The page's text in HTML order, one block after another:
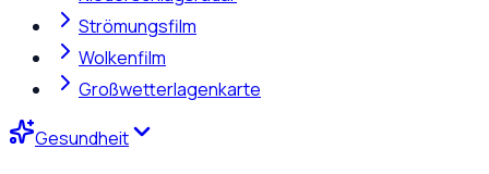
Strömungsfilm
Wolkenfilm
Großwetterlagenkarte
Gesundheit